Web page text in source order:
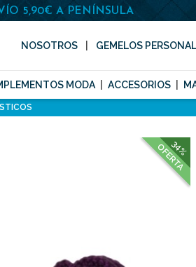
5,90€ A PENÍNSULA
NOSOTROS GEMELOS
MODA ACCESORIOS
34%
OFERTA